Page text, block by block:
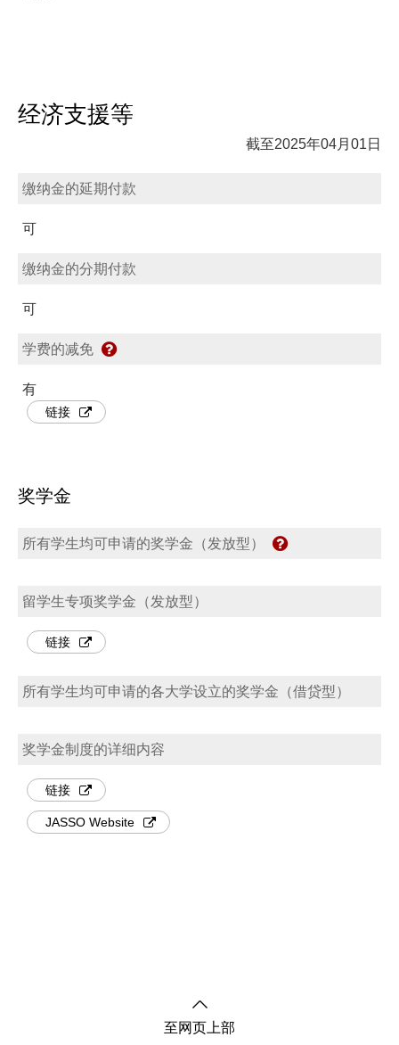
经济支援等
截至2025年04月01日
缴纳金的延期付款
可
缴纳金的分期付款
可
学费的减免
有
链接
奖学金
所有学生均可申请的奖学金（发放型）
留学生专项奖学金（发放型）
链接
所有学生均可申请的各大学设立的奖学金（借贷型）
奖学金制度的详细内容
链接
JASSO Website
至网页上部